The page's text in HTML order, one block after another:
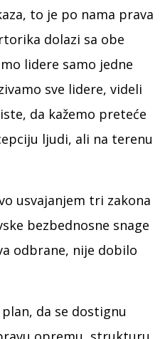
to je po nama prava
dolazi sa obe
lidere samo jedne
sve lidere, videli
da kažemo preteće
ljudi, ali na terenu
usvajanjem tri zakona
bezbednosne snage
odbrane, nije dobilo
da se dostignu